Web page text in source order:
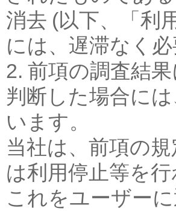
消去 (以下、「利
には、遅滞なく
2. 前項の調査結
判断した場合に
います。
当社は、前項の
は利用停止等を
これをユーザー